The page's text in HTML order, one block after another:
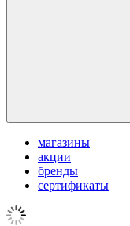
магазины
акции
бренды
сертификаты